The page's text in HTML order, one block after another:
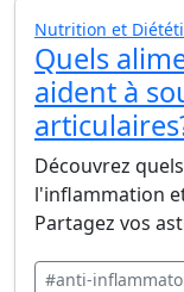
Nutrition et
Quels
aident à
Découvrez
l'inflammation
Partagez vos
#anti-